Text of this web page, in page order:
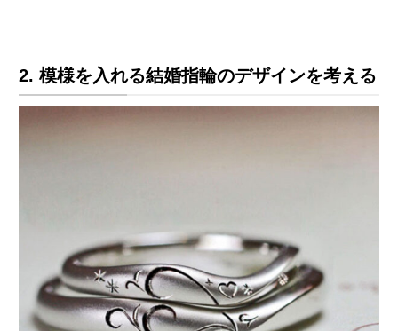
2. 模様を入れる結婚指輪のデザインを考える